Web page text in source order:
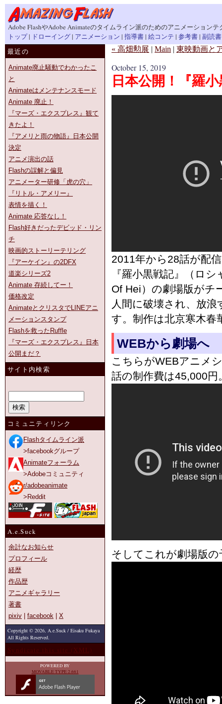
Adobe FlashやAdobe Animateのタイムライン派のためのアニメーションテ
トップ| ドローイング| アニメーション | 指導書| 絵コンテ | 参考書| 副読書
« 高畑勲展 | Main | 東映動画と
October 15, 2019
日本公開！『羅
2011年から28話が配
『羅小黒戦記』（ロ
Of Hei）の劇場版がチ
人間に破壊され、放
す。制作は北京寒木春
WEBから劇場へ
こちらがWEBアニメ
話の制作費は45,000円
そしてこれが劇場版の
最近の
Animate廃止騒動でわかったこ
と
Animateはメンテナンスモード
Animate 廃止！
『マーズ・エクスプレス』観て
きたよ！
『アメリと雨の物語』日本公開
決定
アニメ演出の話
Flashの誤解と偏見
アニメーター研修「虎の穴」
『リトル・アメリー』
表情を描く！
Animate 応答なし！
Flash好きだったデビッド・リン
チ
映画的ストーリーテリング
『アーケイン』の2DFX
道楽シリーズ2
Animate 存続してー！
価格改定
AnimateとクリスタでLINEアニ
メーションスタンプ
Flashを救ったRuffle
『マーズ・エクスプレス』日本
公開まだ？
サイト内検索
コミュニティリンク
Flashタイムライン派
>facebookグループ
Animateフォーラム
>Adobeコミュニティ
r/adobeanimate
>Reddit
A.e.Suck
余計なお知らせ
プロフィール
経歴
作品歴
アニメギャラリー
著書
pixiv
facebook X
Copyright © 2026, A.e.Suck / Eisaku Fukaya
All Rights Reserved.
Syndicate this site (XML)
POWERED BY
MOVABLE TYPE 2.661